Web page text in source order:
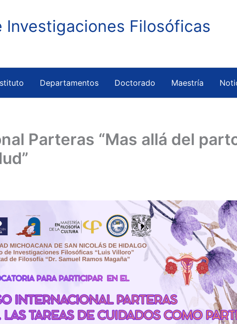
Filosóficas
Departamentos Doctorado Maestría
Parteras “Mas allá del